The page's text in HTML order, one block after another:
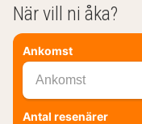
När vill ni åka?
Ankomst
Ankomst
Antal resenärer